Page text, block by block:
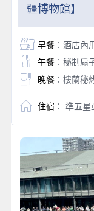
疆博物館】
早餐：酒店內
午餐：秘制扇
晚餐：樓蘭秘
住宿 ： 準五